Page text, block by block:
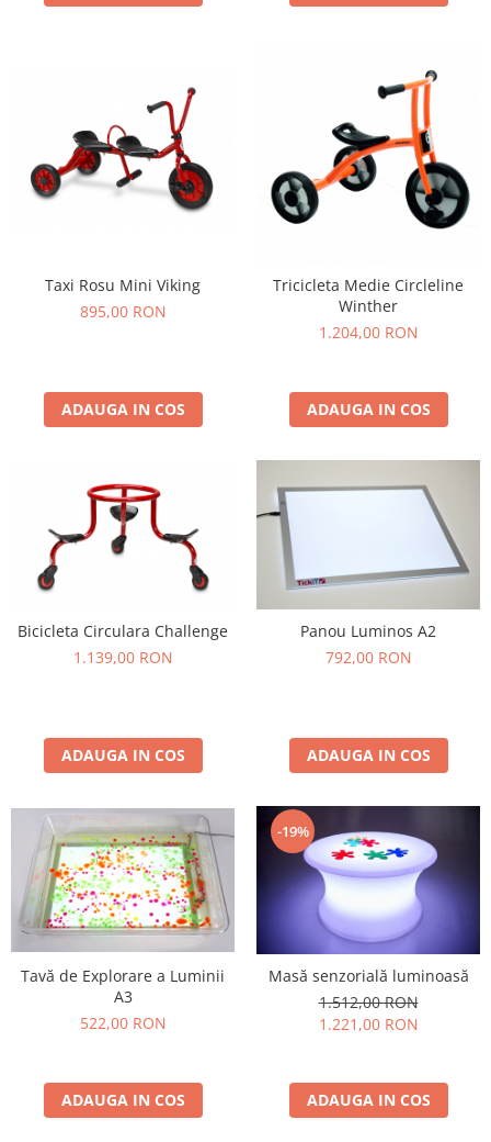
Taxi Rosu Mini Viking
895,00 RON
ADAUGA IN COS
Tricicleta Medie Circleline
Winther
1.204,00 RON
ADAUGA IN COS
Bicicleta Circulara Challenge
1.139,00 RON
ADAUGA IN COS
Panou Luminos A2
792,00 RON
ADAUGA IN COS
Tavă de Explorare a Luminii
A3
522,00 RON
ADAUGA IN COS
-19%
Masă senzorială luminoasă
1.512,00 RON
1.221,00 RON
ADAUGA IN COS